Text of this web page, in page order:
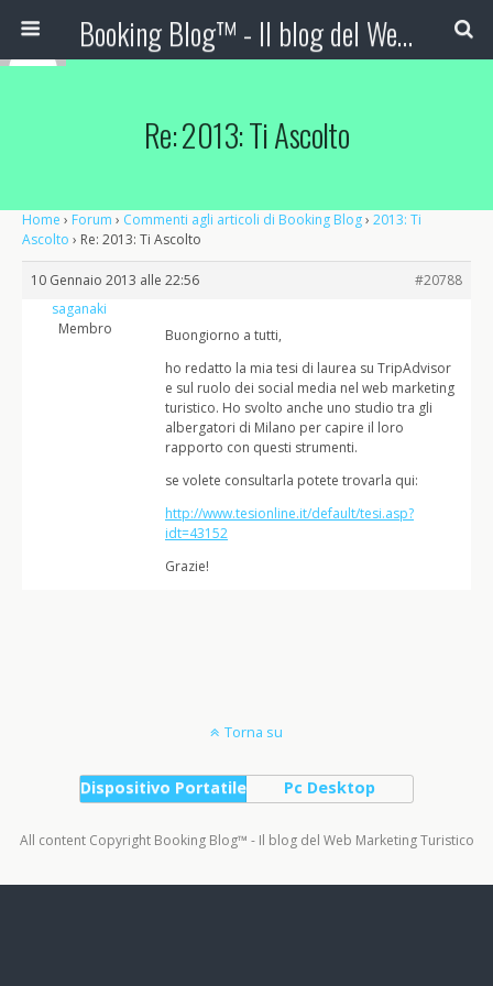
Booking Blog™ - Il blog del Web Marketing Turistico
Re: 2013: Ti Ascolto
Home › Forum › Commenti agli articoli di Booking Blog› 2013: Ti
Ascolto › Re: 2013: Ti Ascolto
10 Gennaio 2013 alle 22:56
#20788
saganaki
Membro
Buongiorno a tutti,
ho redatto la mia tesi di laurea su TripAdvisor
e sul ruolo dei social media nel web marketing
turistico. Ho svolto anche uno studio tra gli
albergatori di Milano per capire il loro
rapporto con questi strumenti.
se volete consultarla potete trovarla qui:
http://www.tesionline.it/default/tesi.asp?
idt=43152
Grazie!
Torna su
Dispositivo Portatile Pc Desktop
All content Copyright Booking Blog™ - Il blog del Web Marketing Turistico